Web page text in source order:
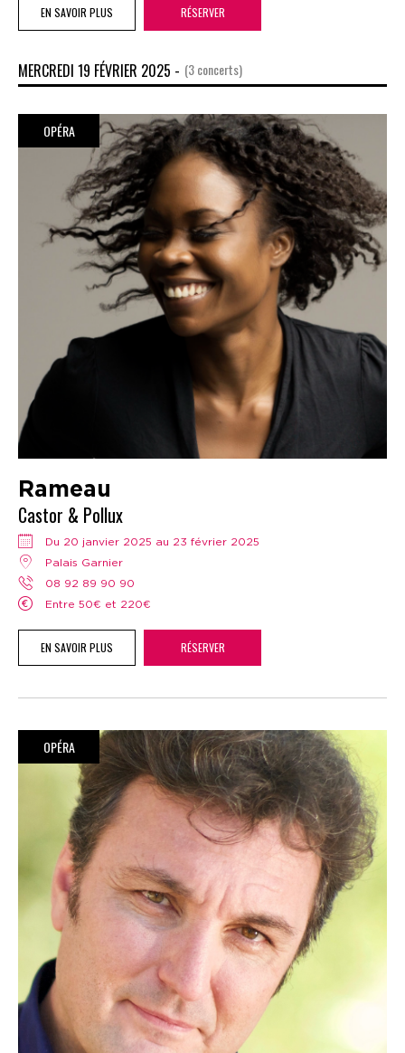
EN SAVOIR PLUS RÉSERVER
MERCREDI 19 FÉVRIER 2025 - (3 concerts)
OPÉRA
Rameau
Castor & Pollux
Du 20 janvier 2025 au 23 février 2025
Palais Garnier
08 92 89 90 90
Entre 50€ et 220€
EN SAVOIR PLUS RÉSERVER
OPÉRA